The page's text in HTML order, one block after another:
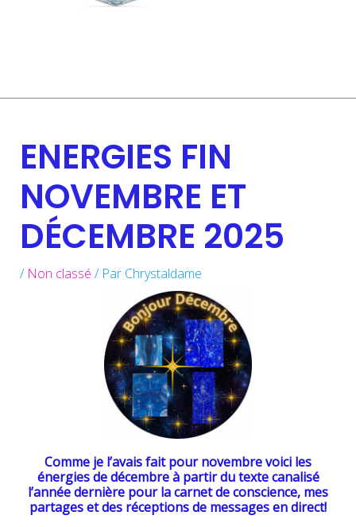
ENERGIES FIN
NOVEMBRE ET
DÉCEMBRE 2025
/ Non classé / Par Chrystaldame
Comme je l’avais fait pour novembre voici les
énergies de décembre à partir du texte canalisé
l’année dernière pour la carnet de conscience, mes
partages et des réceptions de messages en direct!